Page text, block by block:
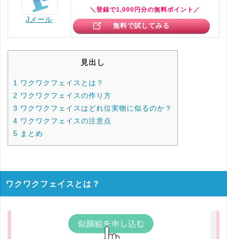
Jメール
＼登録で1,000円分の無料ポイント／
無料で試してみる
見出し
1
ワクワクフェイスとは？
2 ワクワクフェイスの作り方
3 ワクワクフェイスはどれ位実物に似るのか？
4 ワクワクフェイスの注意点
5 まとめ
ワクワクフェイスとは？